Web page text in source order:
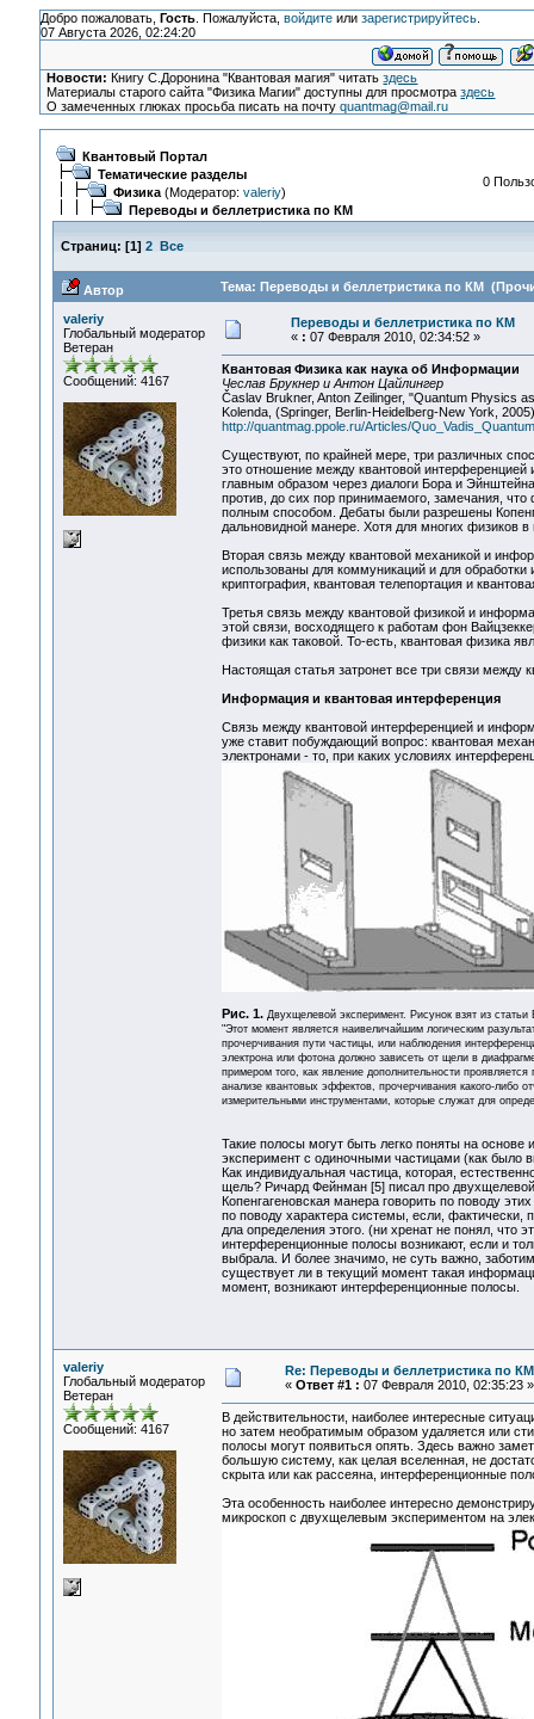
Добро пожаловать, Гость. Пожалуйста, войдитеили зарегистрируйтесь.
07 Августа 2026, 02:24:20
Новости: Книгу С.Доронина "Квантовая магия" читатьздесь
Материалы старого сайта "Физика Магии" доступны для просмотраздесь
О замеченных глюках просьба писать на почтуquantmag@mail.ru
Квантовый Портал
Тематические разделы
Физика(Модератор: valeriy)
Переводы и беллетристика по КМ
0
Страниц: [1] 2 Все
Автор Тема: Переводы и беллетристика по КМ
valeriy
Глобальный модератор
Ветеран
Сообщений: 4167
Переводы и беллетристика по КМ
« : 07 Февраля 2010, 02:34:52 »
Квантовая Физика как наука об Информации
Чеслав Брукнер и Антон Цайлингер
Časlav Brukner, Anton Zeilinger, "Quantum Physics
Kolenda, (Springer, Berlin-Heidelberg-New York,
http://quantmag.ppole.ru/Articles/
Существуют, по крайней мере, три различных
это отношение между квантовой
главным образом через диалоги Бора и
против, до сих пор принимаемого, замечания,
полным способом. Дебаты были разрешены
дальновидной манере. Хотя для многих физиков
Вторая связь между квантовой механикой и
использованы для коммуникаций и для
криптография, квантовая телепортация и
Третья связь между квантовой физикой и
этой связи, восходящего к работам фон
физики как таковой. То-есть, квантовая физика
Настоящая статья затронет все три связи между
Информация и квантовая интерференция
Связь между квантовой интерференцией и
уже ставит побуждающий вопрос: квантовая
электронами - то, при каких условиях
Рис. 1. Двухщелевой эксперимент. Рисунок взят из
"Этот момент является наивеличайшим логическим
прочерчивания пути частицы, или наблюдения
электрона или фотона должно зависеть от щели в
примером того, как явление дополнительности
анализе квантовых эффектов, прочерчивания какого-либо
измерительными инструментами, которые служат для
Такие полосы могут быть легко поняты на
эксперимент с одиночными частицами (как было
Как индивидуальная частица, которая,
щель? Ричард Фейнман [5] писал про
Копенгагеновская манера говорить по поводу
по поводу характера системы, если, фактически,
дла определения этого. (ни хренат не понял, что
интерференционные полосы возникают, если и
выбрала. И более значимо, не суть важно,
существует ли в текущий момент такая
момент, возникают интерференционные полосы.
valeriy
Глобальный модератор
Ветеран
Сообщений: 4167
Re: Переводы и беллетристика по КМ
« Ответ #1 : 07 Февраля 2010, 02:35:23 »
В действительности, наиболее интересные
но затем необратимым образом удаляется или
полосы могут появиться опять. Здесь важно
большую систему, как целая вселенная, не
скрыта или как рассеяна, интерференционные
Эта особенность наиболее интересно
микроскоп с двухщелевым экспериментом на